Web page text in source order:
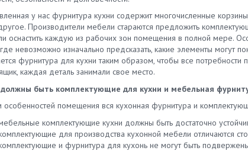
инновационные
задача которых —
время хозяйки, уберечь
корпуса от влаги и запахов,
рационально разместить
утварь. Кухонные
для кухни на любой вкус
для кухонных шкафов
в процессе
пространства рабочей
или кухни как скрытые,
Скрытые
комплектующие —
постарайтесь учесть
особенности материала: •
Алюминиевый плинтус.
Характеризуется
прочностью и
плинтуса алюминиевые не
подвержены воздействию
металла, устойчивы к влаге
механическим
Плинтус кухонный
Бюджетное решение,
сочетание практичности и
типа панелей зависят их
долговечность и
в эксплуатации.
купить белый или
цоколь ПВХ для кухни
100 мм, 150 мм. В
и алюминиевые
и решения в других цветах.
максимально
выбор для создания
и гармоничных
Материалы, размеры и
у нас фурнитура кухни содержит многочисленные
Производители мебели стараются предложить
оснастить каждую из рабочих зон помещения в полной мере.
невозможно изначально предсказать, какие элементы могут
фурнитура для кухни таким образом, чтобы все
каждая деталь занимали свое место.
быть комплектующие для кухни и мебельная
особенностей помещения вся кухонная фурнитура и
комплектующие кухни должны быть достаточно
для производства кухонной мебели отличаются
и фурнитура для кухонь не могут быть